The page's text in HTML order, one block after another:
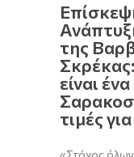
της
είναι
τιμές